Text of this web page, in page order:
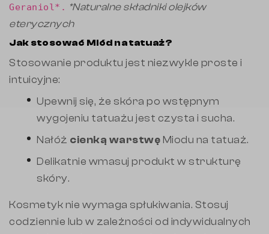
Geraniol*. *Naturalne składniki olejków
eterycznych
Jak stosować Miód na tatuaż?
Stosowanie produktu jest niezwykle proste i
intuicyjne:
Upewnij się, że skóra po wstępnym
wygojeniu tatuażu jest czysta i sucha.
Nałóż cienką warstwę Miodu na tatuaż.
Delikatnie wmasuj produkt w strukturę
skóry.
Kosmetyk nie wymaga spłukiwania. Stosuj
codziennie lub w zależności od indywidualnych